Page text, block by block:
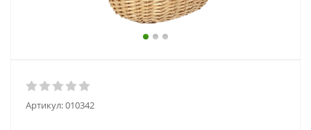
Артикул:010342